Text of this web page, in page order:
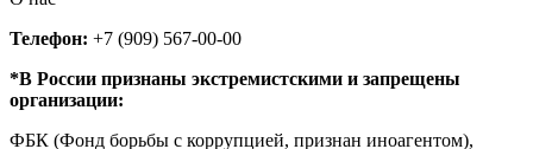
Телефон: +7 (909) 567-00-00
*В России признаны экстремистскими и запрещены
организации:
ФБК (Фонд борьбы с коррупцией, признан иноагентом),